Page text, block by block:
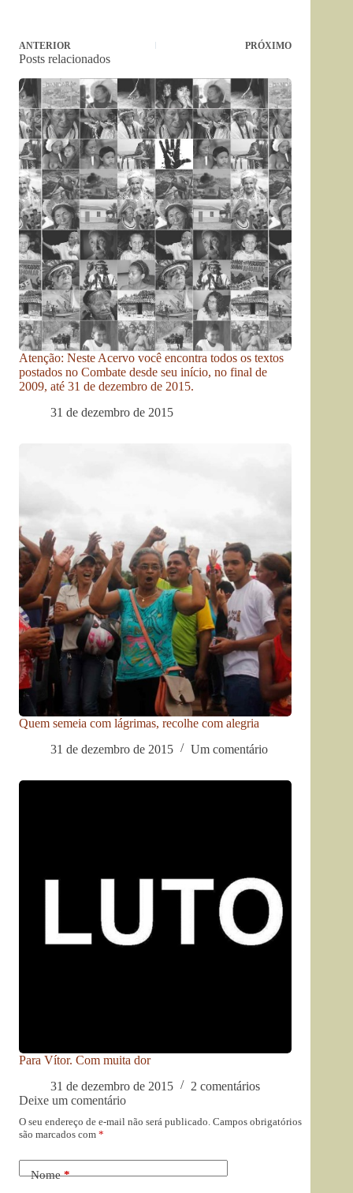
ANTERIOR PRÓXIMO
Posts relacionados
Atenção: Neste Acervo você encontra todos os textos
postados no Combate desde seu início, no final de
2009, até 31 de dezembro de 2015.
31 de dezembro de 2015
Quem semeia com lágrimas, recolhe com alegria
31 de dezembro de 2015
Um comentário
Para Vítor. Com muita dor
31 de dezembro de 2015
2 comentários
Deixe um comentário
O seu endereço de e-mail não será publicado. Campos obrigatórios
são marcados com *
Nome*